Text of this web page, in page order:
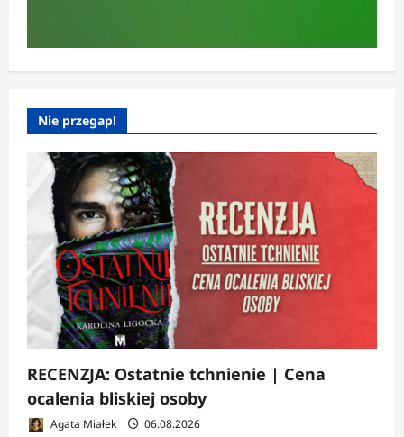
Nie przegap!
RECENZJA: Ostatnie tchnienie | Cena
ocalenia bliskiej osoby
Agata Miałek 06.08.2026